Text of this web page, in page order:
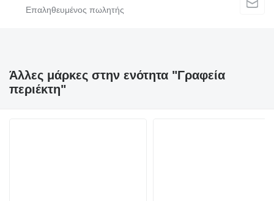
Άλλες μάρκες στην ενότητα "Γραφεία
περιέκτη"